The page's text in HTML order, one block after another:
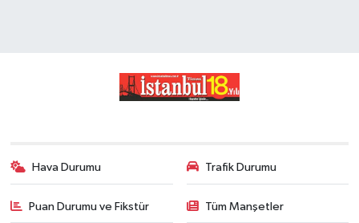
Hava Durumu Trafik Durumu
Puan Durumu ve Fikstür Tüm Manşetler